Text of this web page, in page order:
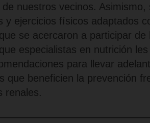
de nuestros vecinos. Asimismo,
y ejercicios físicos adaptados
se acercaron a participar de
especialistas en nutrición
para llevar
que beneficien la prevención
renales.